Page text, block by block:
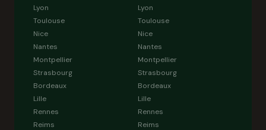
Lyon
Toulouse
Nice
Nantes
Montpellier
Strasbourg
Bordeaux
Lille
Rennes
Reims
Lyon
Toulouse
Nice
Nantes
Montpellier
Strasbourg
Bordeaux
Lille
Rennes
Reims